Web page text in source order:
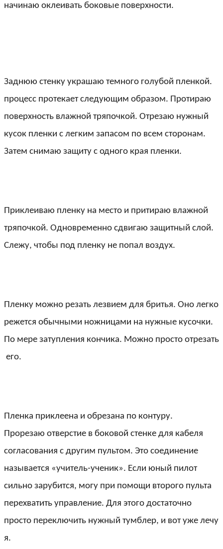
начинаю оклеивать боковые поверхности.
Заднюю стенку украшаю темного голубой пленкой.
процесс протекает следующим образом. Протираю
поверхность влажной тряпочкой. Отрезаю нужный
кусок пленки с легким запасом по всем сторонам.
Затем снимаю защиту с одного края пленки.
Приклеиваю пленку на место и притираю влажной
тряпочкой. Одновременно сдвигаю защитный слой.
Слежу, чтобы под пленку не попал воздух.
Пленку можно резать лезвием для бритья. Оно легко
режется обычными ножницами на нужные кусочки.
По мере затупления кончика. Можно просто отрезать
его.
Пленка приклеена и обрезана по контуру.
Прорезаю отверстие в боковой стенке для кабеля
согласования с другим пультом. Это соединение
называется «учитель-ученик». Если юный пилот
сильно зарубится, могу при помощи второго пульта
перехватить управление. Для этого достаточно
просто переключить нужный тумблер, и вот уже лечу
я.